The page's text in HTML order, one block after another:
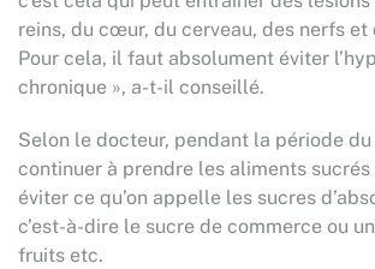
reins, du cœur, du cerveau, des nerfs et
Pour cela, il faut absolument éviter
chronique », a-t-il conseillé.
Selon le docteur, pendant la période
continuer à prendre les aliments
éviter ce qu’on appelle les sucres
c’est-à-dire le sucre de commerce ou
fruits etc.